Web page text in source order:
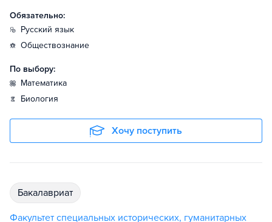
Обязательно:
русский язык
обществознание
По выбору:
математика
биология
Хочу поступить
бакалавриат
Факультет специальных исторических, гуманитарных